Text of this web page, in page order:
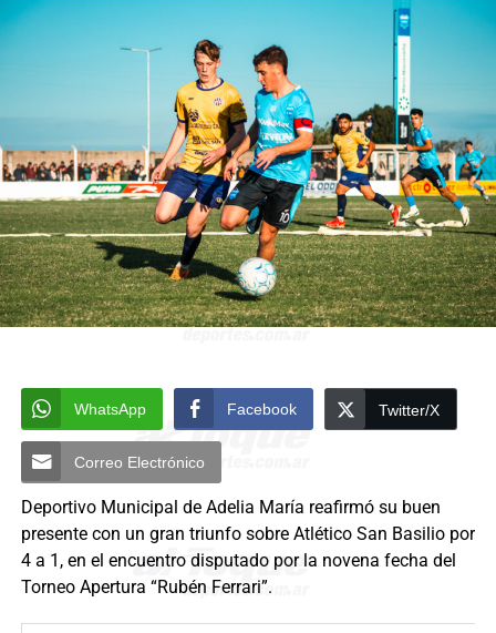
WhatsApp Facebook Twitter/X
Correo Electrónico
Deportivo Municipal de Adelia María reafirmó su buen
presente con un gran triunfo sobre Atlético San Basilio por
4 a 1, en el encuentro disputado por la novena fecha del
Torneo Apertura “Rubén Ferrari”.